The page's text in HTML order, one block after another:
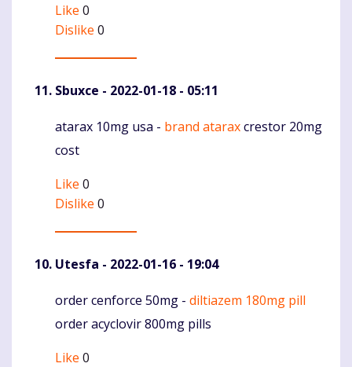
Like 0
Dislike 0
Sbuxce - 2022-01-18 - 05:11
Komentaras
atarax 10mg usa - brand ataraxcrestor 20mg
cost
Like 0
Dislike 0
Utesfa - 2022-01-16 - 19:04
Komentaras
order cenforce 50mg - diltiazem 180mg pill
order acyclovir 800mg pills
Like 0